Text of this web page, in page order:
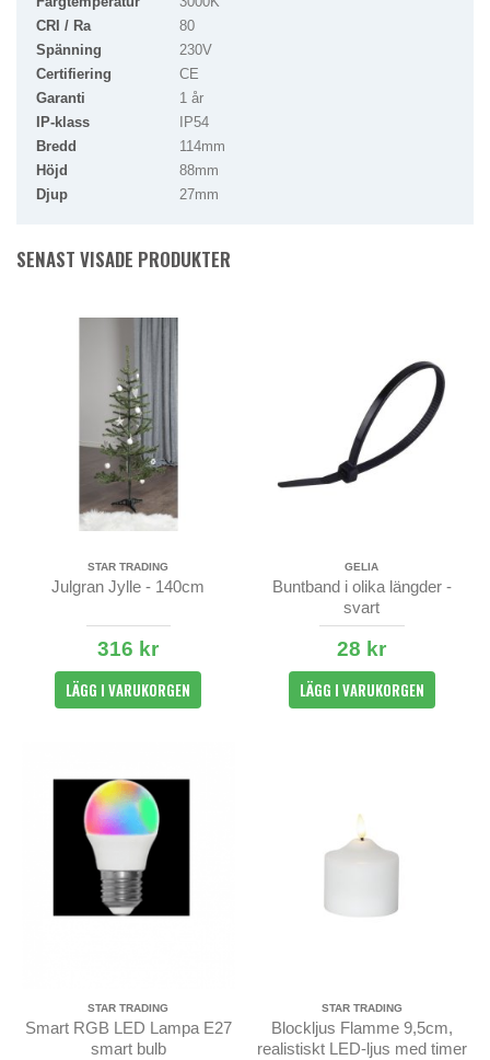
CRI / Ra
80
Spänning
230V
Certifiering
CE
Garanti
1 år
IP-klass
IP54
Bredd
114mm
Höjd
88mm
Djup
27mm
SENAST VISADE PRODUKTER
STAR TRADING
Julgran Jylle - 140cm
316 kr
LÄGG I VARUKORGEN
GELIA
Buntband i olika längder -
svart
28 kr
LÄGG I VARUKORGEN
STAR TRADING
Smart RGB LED Lampa E27
smart bulb
STAR TRADING
Blockljus Flamme 9,5cm,
realistiskt LED-ljus med timer